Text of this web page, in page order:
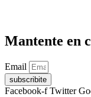
Mantente en
Email
subscribite
Facebook-f Twitter